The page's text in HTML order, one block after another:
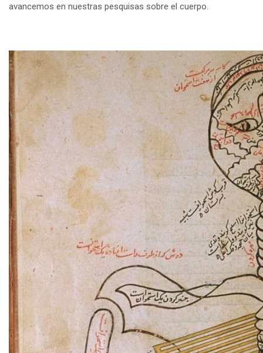
avancemos en nuestras pesquisas sobre el cuerpo.